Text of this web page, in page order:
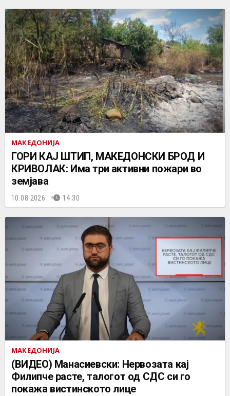
МАКЕДОНИЈА
ГОРИ КАЈ ШТИП, МАКЕДОНСКИ БРОД И
КРИВОЛАК: Има три активни пожари во
земјава
10.08.2026. 14:30
МАКЕДОНИЈА
(ВИДЕО) Манасиевски: Нервозата кај
Филипче расте, талогот од СДС си го
покажа вистинското лице